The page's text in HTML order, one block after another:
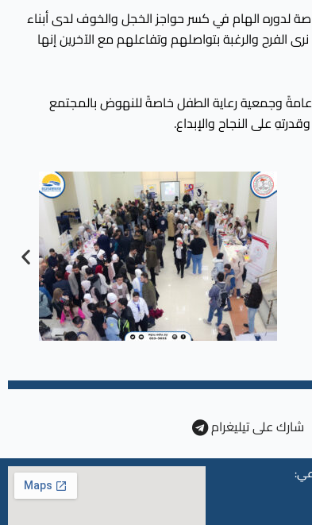
لدوره الهام في كسر حواجز الخجل والخوف لدى أبناء
والرغبة بتواصلهم وتفاعلهم مع الآخرين إنها
عامةً وجمعية رعاية الطفل خاصةً للنهوض بالمجتمع
على النجاح والإبداع.
شارك على تيليغرام